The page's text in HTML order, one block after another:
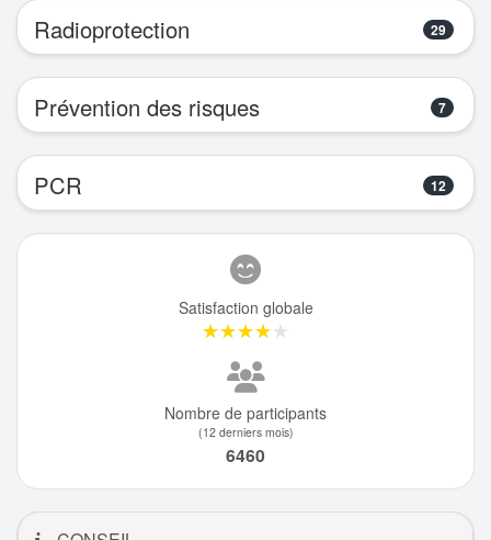
Radioprotection 29
Prévention des risques 7
PCR 12
Satisfaction globale
★★★★★
★★★★★
Nombre de participants
(12 derniers mois)
6460